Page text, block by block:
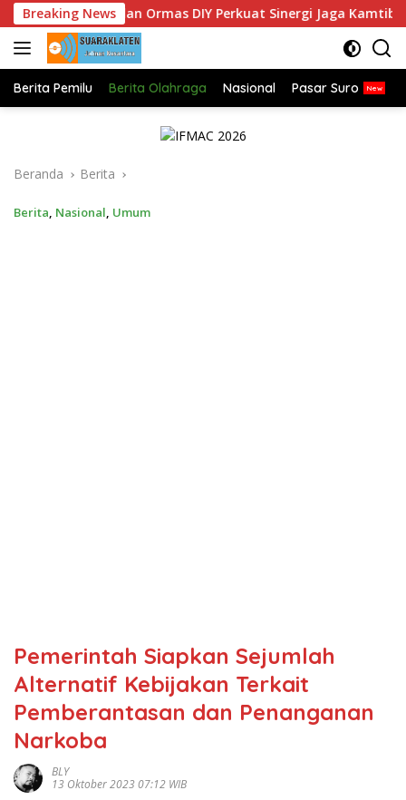
Langsung
ke
konten
Breaking News
dan Ormas DIY Perkuat Sinergi Jaga Kamtibmas
Berita Pemilu Berita Olahraga Nasional Pasar Suro
Beranda Berita
Berita, Nasional, Umum
Pemerintah Siapkan Sejumlah
Alternatif Kebijakan Terkait
Pemberantasan dan Penanganan
Narkoba
BLY
13 Oktober 2023 07:12 WIB